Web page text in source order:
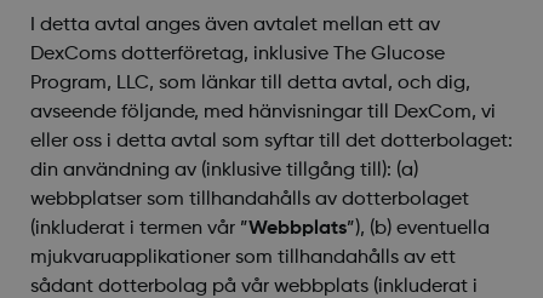
I detta avtal anges även avtalet mellan ett av
DexComs dotterföretag, inklusive The Glucose
Program, LLC, som länkar till detta avtal, och dig,
avseende följande, med hänvisningar till DexCom, vi
eller oss i detta avtal som syftar till det dotterbolaget:
din användning av (inklusive tillgång till): (a)
webbplatser som tillhandahålls av dotterbolaget
(inkluderat i termen vår ”Webbplats”), (b) eventuella
mjukvaruapplikationer som tillhandahålls av ett
sådant dotterbolag på vår webbplats (inkluderat i